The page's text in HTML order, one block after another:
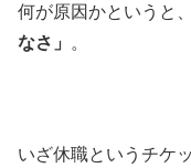
何が原因かというと、
なさ」
。
いざ休職というチケ